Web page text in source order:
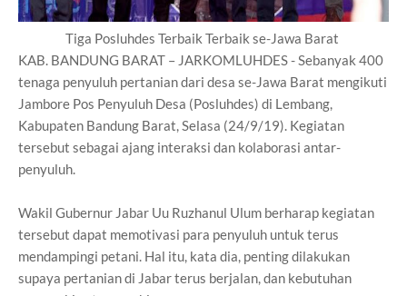
Tiga Posluhdes Terbaik Terbaik se-Jawa Barat
KAB. BANDUNG BARAT – JARKOMLUHDES - Sebanyak 400
tenaga penyuluh pertanian dari desa se-Jawa Barat mengikuti
Jambore Pos Penyuluh Desa (Posluhdes) di Lembang,
Kabupaten Bandung Barat, Selasa (24/9/19). Kegiatan
tersebut sebagai ajang interaksi dan kolaborasi antar-
penyuluh.
Wakil Gubernur Jabar Uu Ruzhanul Ulum berharap kegiatan
tersebut dapat memotivasi para penyuluh untuk terus
mendampingi petani. Hal itu, kata dia, penting dilakukan
supaya pertanian di Jabar terus berjalan, dan kebutuhan